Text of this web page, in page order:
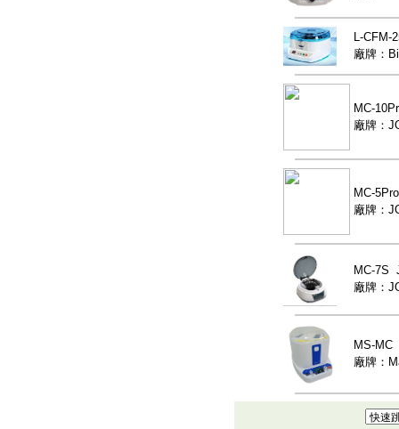
L-CFM-
廠牌：
MC-
廠牌：
MC-
廠牌：
MC-7S
廠牌：
MS-MC
廠牌：